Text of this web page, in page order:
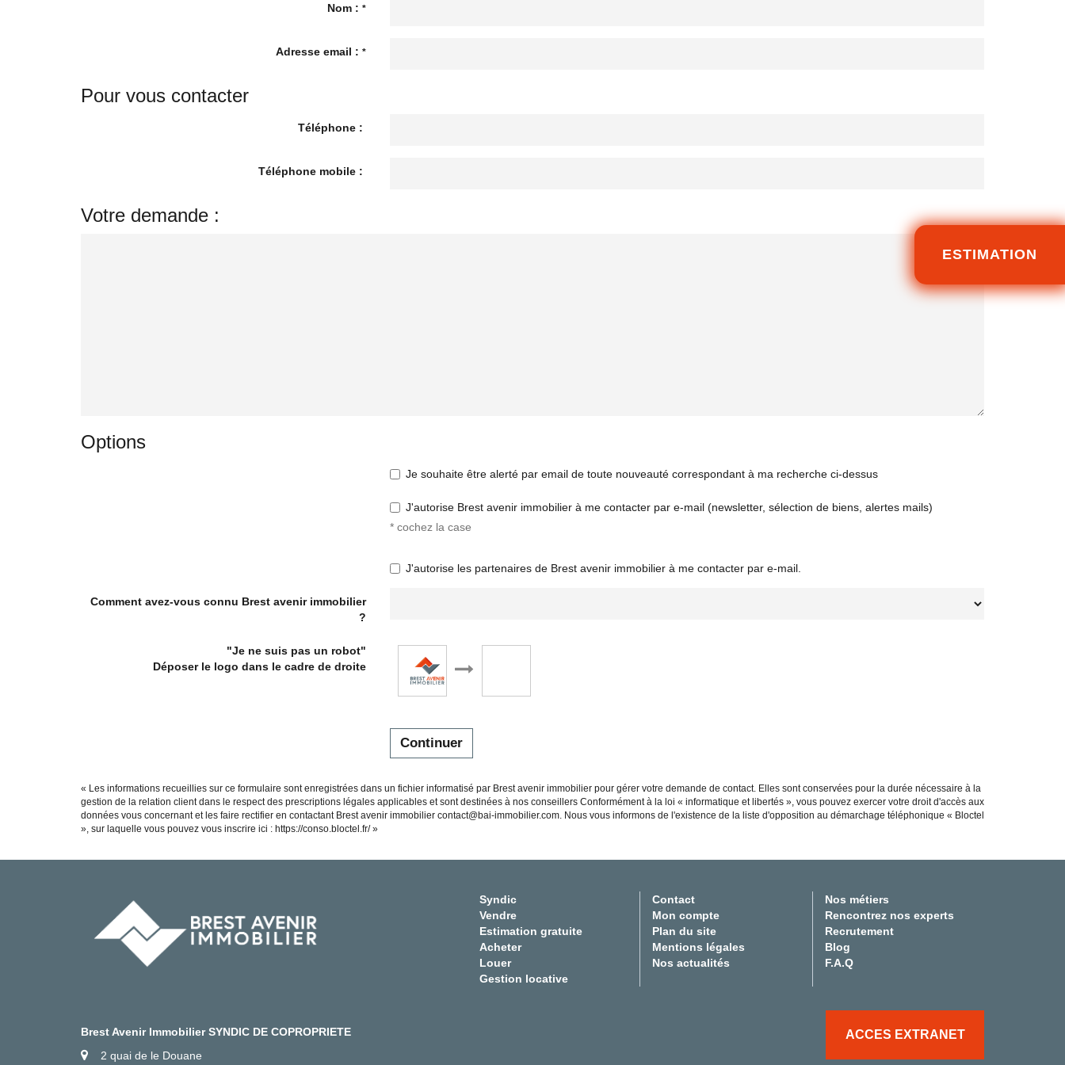
ESTIMATION
Nom : *
Adresse email : *
Pour vous contacter
Téléphone :
Téléphone mobile :
Votre demande :
Options
Je souhaite être alerté par email de toute nouveauté correspondant à ma recherche ci-dessus
J'autorise Brest avenir immobilier à me contacter par e-mail (newsletter, sélection de biens, alertes mails)
* cochez la case
J'autorise les partenaires de Brest avenir immobilier à me contacter par e-mail.
Comment avez-vous connu Brest avenir immobilier
?
"Je ne suis pas un robot"
Déposer le logo dans le cadre de droite
Continuer
« Les informations recueillies sur ce formulaire sont enregistrées dans un fichier informatisé par Brest avenir immobilier pour gérer votre demande de contact. Elles sont conservées pour la durée nécessaire à la
gestion de la relation client dans le respect des prescriptions légales applicables et sont destinées à nos conseillers Conformément à la loi « informatique et libertés », vous pouvez exercer votre droit d'accès aux
données vous concernant et les faire rectifier en contactant Brest avenir immobilier contact@bai-immobilier.com. Nous vous informons de l'existence de la liste d'opposition au démarchage téléphonique « Bloctel
», sur laquelle vous pouvez vous inscrire ici : https://conso.bloctel.fr/»
Syndic
Vendre
Estimation gratuite
Acheter
Louer
Gestion locative
Contact
Mon compte
Plan du site
Mentions légales
Nos actualités
Nos métiers
Rencontrez nos experts
Recrutement
Blog
F.A.Q
Brest Avenir Immobilier SYNDIC DE COPROPRIETE
2 quai de le Douane
ACCES EXTRANET